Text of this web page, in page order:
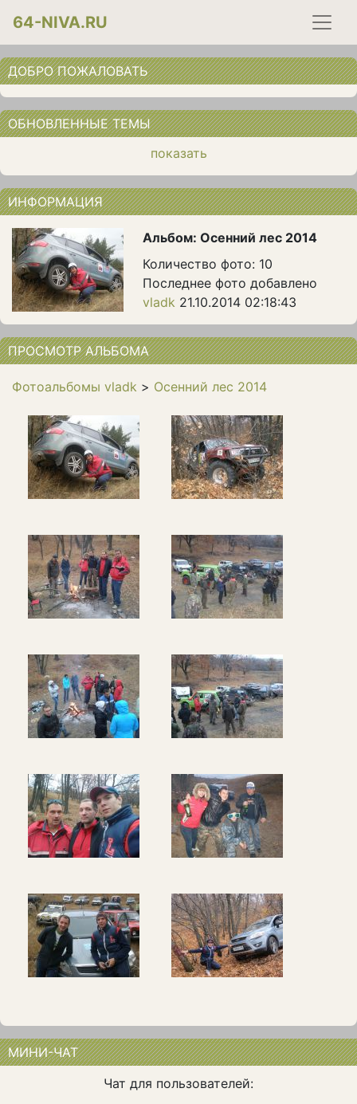
64-NIVA.RU
ДОБРО ПОЖАЛОВАТЬ
ОБНОВЛЕННЫЕ ТЕМЫ
показать
ИНФОРМАЦИЯ
Альбом: Осенний лес 2014
Количество фото: 10
Последнее фото добавлено
vladk 21.10.2014 02:18:43
ПРОСМОТР АЛЬБОМА
Фотоальбомы vladk > Осенний лес 2014
МИНИ-ЧАТ
Чат для пользователей: